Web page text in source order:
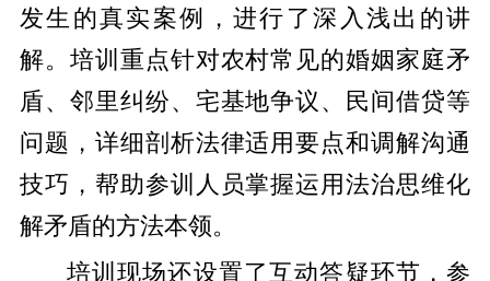
发生的真实案例，进行了深入浅出的讲
解。培训重点针对农村常见的婚姻家庭矛
盾、邻里纠纷、宅基地争议、民间借贷等
问题，详细剖析法律适用要点和调解沟通
技巧，帮助参训人员掌握运用法治思维化
解矛盾的方法本领。
培训现场还设置了互动答疑环节，参